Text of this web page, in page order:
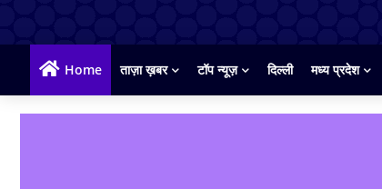
Home ताज़ा ख़बर टॉप न्यूज़ दिल्ली मध्य प्रदेश